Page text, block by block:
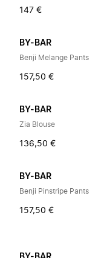
147 €
BY-BAR
Benji Melange Pants
157,50 €
BY-BAR
Zia Blouse
136,50 €
BY-BAR
Benji Pinstripe Pants
157,50 €